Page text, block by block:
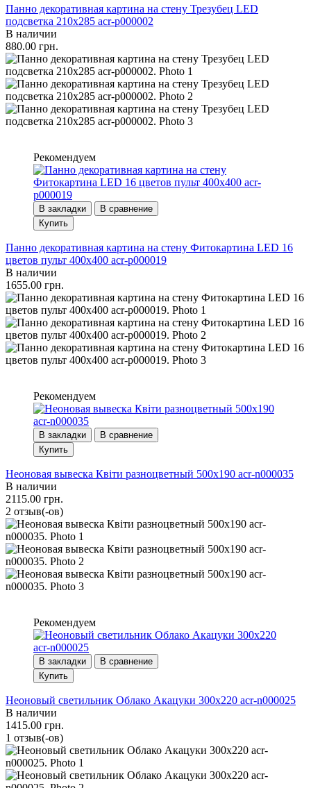
Панно декоративная картина на стену Трезубец LED
подсветка 210x285 acr-p000002
В наличии
880.00 грн.
Рекомендуем
В закладки
В сравнение
Купить
Панно декоративная картина на стену Фитокартина LED 16
цветов пульт 400x400 acr-p000019
В наличии
1655.00 грн.
Рекомендуем
В закладки
В сравнение
Купить
Неоновая вывеска Квіти разноцветный 500х190 acr-n000035
В наличии
2115.00 грн.
2 отзыв(-ов)
Рекомендуем
В закладки
В сравнение
Купить
Неоновый светильник Облако Акацуки 300х220 acr-n000025
В наличии
1415.00 грн.
1 отзыв(-ов)